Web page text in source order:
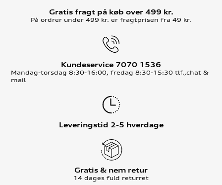
Gratis fragt på køb over 499 kr.
På ordrer under 499 kr. er fragtprisen fra 49 kr.
Kundeservice 7070 1536
Mandag-torsdag 8:30-16:00, fredag 8:30-15:30 tlf.,chat &
mail
Leveringstid 2-5 hverdage
Gratis & nem retur
14 dages fuld returret